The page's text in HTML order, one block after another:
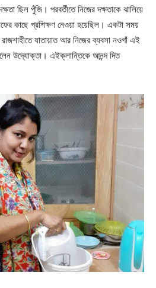
ছিল পুঁজি। পরবর্তীতে নিজের দক্ষতাকে ঝালিয়ে
কাছে প্রশিক্ষণ নেওয়া হয়েছিল। একটা সময়
রাজশাহীতে যাতায়াত আর নিজের ব্যবসা নওগাঁ এই
উদ্যোক্তা। এইক্লান্তিকে আনন্দ দিত